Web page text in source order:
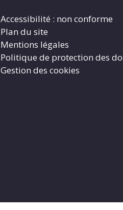
Accessibilité : non conforme
Plan du site
Mentions légales
Politique de protection des
Gestion des cookies